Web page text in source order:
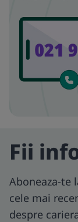
Fii
Aboneaza-te
cele mai
despre